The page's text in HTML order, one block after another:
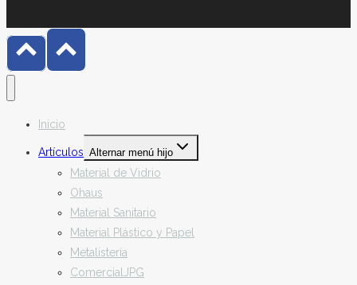
Inicio
Artículos Alternar menú hijo
Material de Vidrio
Ohaus
Material Sanitario
Material Plástico y Papel
Metalistería
ComercialJPG